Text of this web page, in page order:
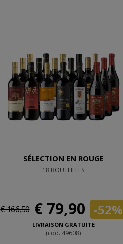
SÉLECTION EN ROUGE
18 BOUTEILLES
€ 166,50 € 79,90 -52%
LIVRAISON GRATUITE
(cod. 49608)